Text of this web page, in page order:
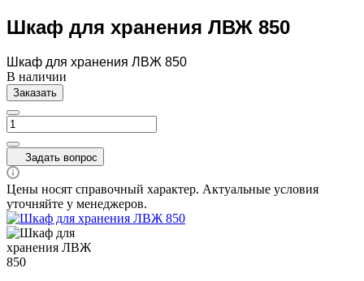
Шкаф для хранения ЛВЖ 850
Шкаф для хранения ЛВЖ 850
В наличии
Заказать
Задать вопрос
Цены носят справочный характер. Актуальные условия
уточняйте у менеджеров.